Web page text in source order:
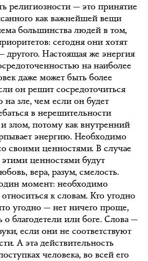
религиозности — это принятие
как важнейшей вещи
большинства людей в том,
сегодня они хотят
другого. Настоящая же энергия
на наиболее
даже может быть более
он решит сосредоточиться
зле, чем если он будет
в нерешительности
злом, потому как внутренний
энергию. Необходимо
своими ценностями. В случае
ценностями будут
вера, разум, смелость.
момент: необходимо
к словам. Кто угодно
угодно — нет ничего проще,
о благодетели или боге. Слова —
если они не соответствуют
А эта действительность
человека, во всей его